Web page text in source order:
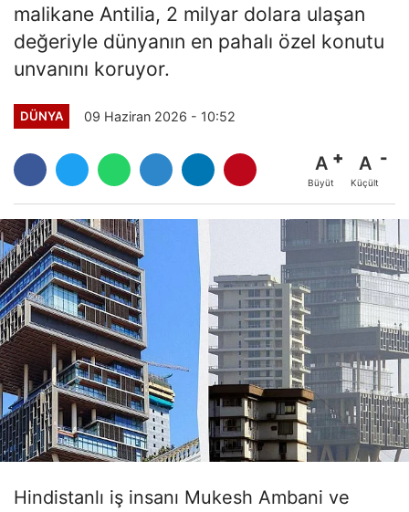
malikane Antilia, 2 milyar dolara ulaşan
değeriyle dünyanın en pahalı özel konutu
unvanını koruyor.
DÜNYA 09 Haziran 2026 - 10:52
A
Büyüt
A
Küçült
Hindistanlı iş insanı Mukesh Ambani ve